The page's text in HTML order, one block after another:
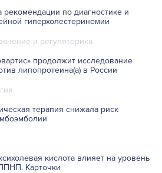
рекомендации по диагностике и
гиперхолестеринемии
и регуляторика
продолжит исследование
липопротеина(а) в России
терапия снижала риск
кислота влияет на уровень
Карточки